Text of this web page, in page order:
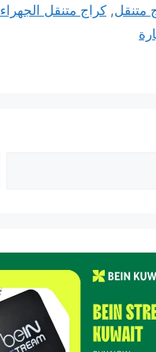
متنقل, كراج متنقل الجهراء